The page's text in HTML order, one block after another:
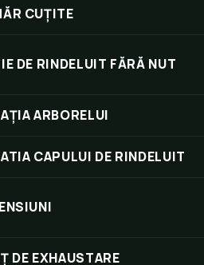
CUȚITE
DE RINDELUIT FĂRĂ NUT
ARBORELUI
CAPULUI DE RINDELUIT
DE EXHAUSTARE